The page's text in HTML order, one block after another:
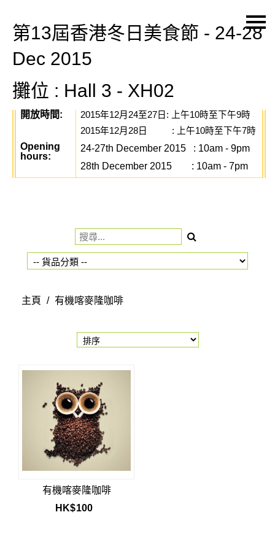
第13屆香港冬日美食節 - 24-28
Dec 2015
攤位 : Hall 3 - XH02
開放時間:
Opening
hours:
2015年12月 24至27日 : 上午10時至下午9時
2015年12月 28日 : 上午10時至下午7時
24-27th December 2015 : 10am - 9pm
28th December 2015
: 10am - 7pm
主頁
關於我們
特價貨品
貨品分類
語言
主頁 / 有機喀麥隆咖啡
有機喀麥隆咖啡
HK$100